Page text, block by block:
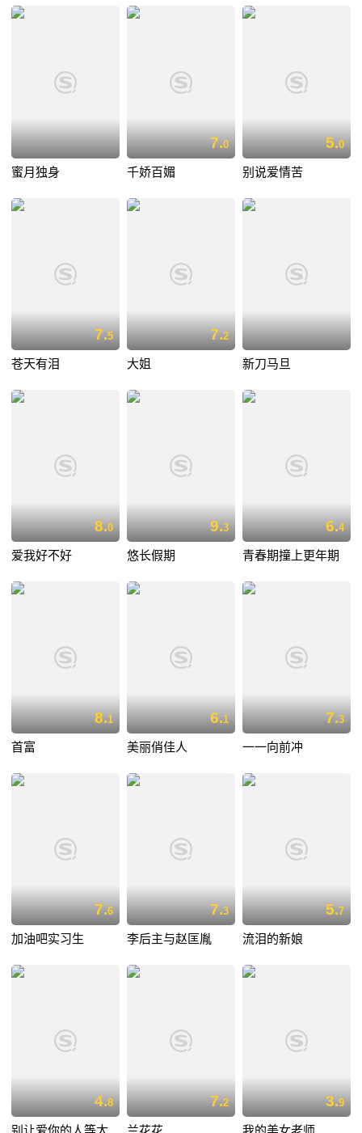
蜜月独身
7.0
千娇百媚
5.0
别说爱情苦
7.5
苍天有泪
7.2
大姐 新刀马旦
8.0
爱我好不好
9.3
悠长假期
6.4
青春期撞上更年期
8.1
首富
6.1
美丽俏佳人
7.3
一一向前冲
7.6
加油吧实习生
7.3
李后主与赵匡胤
5.7
流泪的新娘
4.8 7.2 3.9